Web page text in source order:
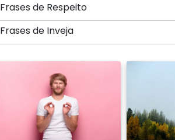
Frases de Respeito
Frases de Inveja